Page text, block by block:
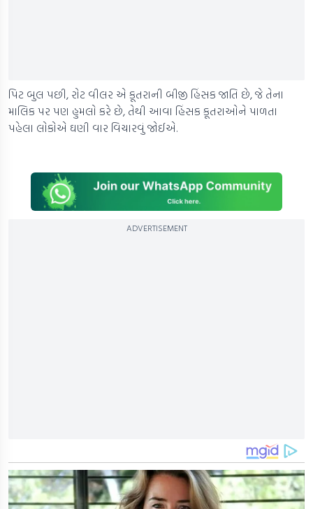
પિટ બુલ પછી, રોટ વીલર એ કૂતરાની બીજી હિંસક જાતિ છે, જે તેના
માલિક પર પણ હુમલો કરે છે, તેથી આવા હિંસક કૂતરાઓને પાળતા
પહેલા લોકોએ ઘણી વાર વિચારવું જોઈએ.
ADVERTISEMENT